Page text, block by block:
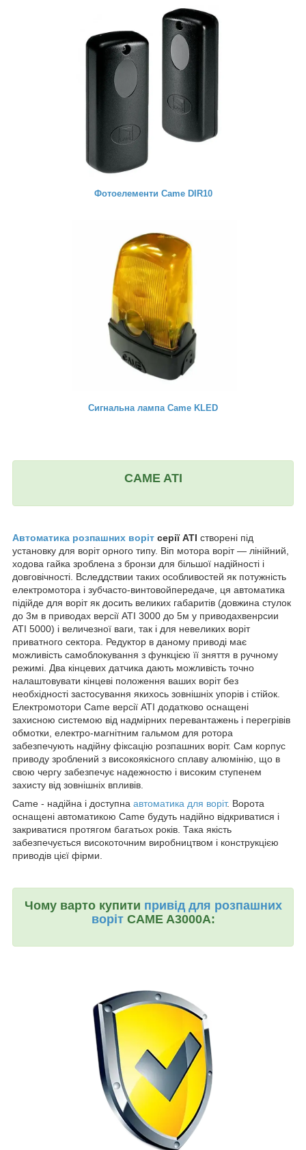
Фотоелементи Came DIR10
Сигнальна лампа Came KLED
CAME ATI
Автоматика розпашних воріт серії ATI створені під
установку для воріт орного типу. Віп мотора воріт ― лінійний,
ходова гайка зроблена з бронзи для більшої надійності і
довговічності. Вследдствии таких особливостей як потужність
електромотора і зубчасто-винтовойпередаче, ця автоматика
підійде для воріт як досить великих габаритів (довжина стулок
до 3м в приводах версії ATI 3000 до 5м у приводахвенрсии
ATI 5000) і величезної ваги, так і для невеликих воріт
приватного сектора. Редуктор в даному приводі має
можливість самоблокування з функцією її зняття в ручному
режимі. Два кінцевих датчика дають можливість точно
налаштовувати кінцеві положення ваших воріт без
необхідності застосування якихось зовнішніх упорів і стійок.
Електромотори Came версії ATI додатково оснащені
захисною системою від надмірних перевантажень і перегрівів
обмотки, електро-магнітним гальмом для ротора
забезпечують надійну фіксацію розпашних воріт. Сам корпус
приводу зроблений з високоякісного сплаву алюмінію, що в
свою чергу забезпечує надежностю і високим ступенем
захисту від зовнішніх впливів.
Came - надійна і доступна автоматика для воріт. Ворота
оснащені автоматикою Came будуть надійно відкриватися і
закриватися протягом багатьох років. Така якість
забезпечується високоточним виробництвом і конструкцією
приводів цієї фірми.
Чому варто купити привід для розпашних
ворітCAME A3000A: